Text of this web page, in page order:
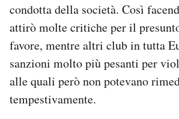
condotta della società. Così
attirò molte critiche per il
favore, mentre altri club in tutta
sanzioni molto più pesanti per
alle quali però non potevano
tempestivamente.